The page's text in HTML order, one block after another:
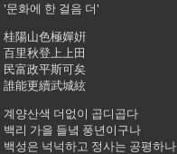
'문화에 한 걸음 더'
桂陽山色極嬋姸
百里秋登上上田
民富政平斯可矣
誰能更續武城絃
계양산색 더없이 곱디곱다
백리 가을 들녘 풍년이구나
백성은 넉넉하고 정사는 공평하나